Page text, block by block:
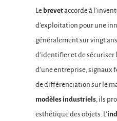
Le brevetaccorde à
d’exploitation pour une
généralement sur vingt
d’identifier et de sécuriser
d’une entreprise, signaux
de différenciation sur le
modèles industriels, ils
esthétique des objets. L’